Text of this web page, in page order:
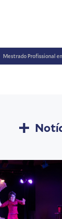
Mestrado Profissional